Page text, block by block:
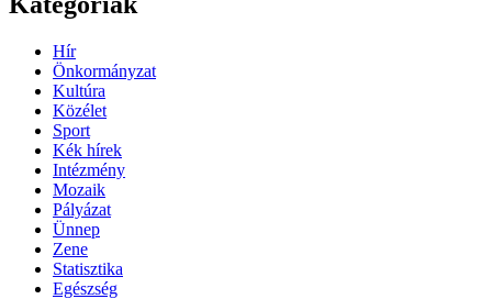
Hír
Önkormányzat
Kultúra
Közélet
Sport
Kék hírek
Intézmény
Mozaik
Pályázat
Ünnep
Zene
Statisztika
Egészség